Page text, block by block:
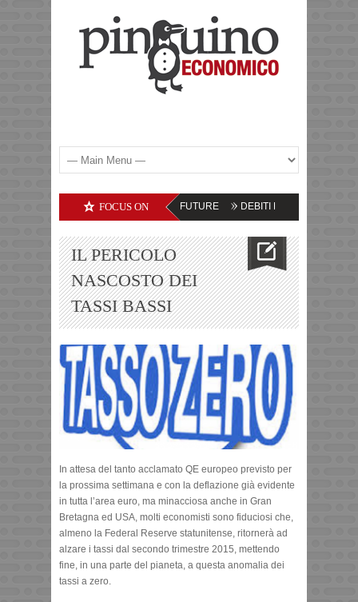
FOCUS ON
– LE PROSPETTIVE FUTURE DEBITI DELLE SOCIETA’
IL PERICOLO
NASCOSTO DEI
TASSI BASSI
In attesa del tanto acclamato QE europeo previsto per
la prossima settimana e con la deflazione già evidente
in tutta l’area euro, ma minacciosa anche in Gran
Bretagna ed USA, molti economisti sono fiduciosi che,
almeno la Federal Reserve statunitense, ritornerà ad
alzare i tassi dal secondo trimestre 2015, mettendo
fine, in una parte del pianeta, a questa anomalia dei
tassi a zero.